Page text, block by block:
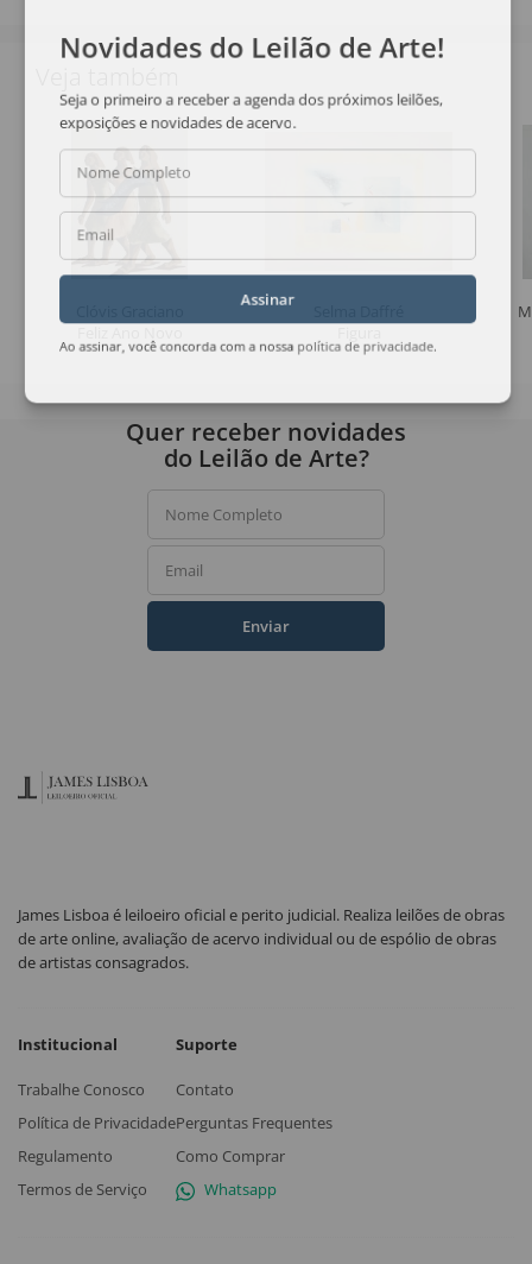
Novidades do Leilão de Arte!
Seja o primeiro a receber a agenda dos próximos leilões,
exposições e novidades de acervo.
Nome Completo
Email
Assinar
Ao assinar, você concorda com a nossa política de privacidade
Quer receber novidades
do Leilão de Arte?
Nome Completo
Email
Enviar
James Lisboa é leiloeiro oficial e perito judicial. Realiza leilões de obras
de arte online, avaliação de acervo individual ou de espólio de obras
de artistas consagrados.
Institucional
Trabalhe Conosco
Política de Privacidade
Regulamento
Termos de Serviço
Suporte
Contato
Perguntas Frequentes
Como Comprar
Whatsapp